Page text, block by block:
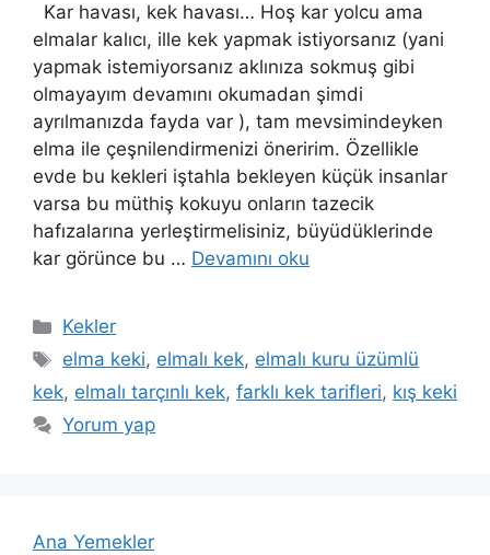
Kar havası, kek havası… Hoş kar yolcu ama
elmalar kalıcı, ille kek yapmak istiyorsanız (yani
yapmak istemiyorsanız aklınıza sokmuş gibi
olmayayım devamını okumadan şimdi
ayrılmanızda fayda var ), tam mevsimindeyken
elma ile çeşnilendirmenizi öneririm. Özellikle
evde bu kekleri iştahla bekleyen küçük insanlar
varsa bu müthiş kokuyu onların tazecik
hafızalarına yerleştirmelisiniz, büyüdüklerinde
kar görünce bu … Devamını oku
Kategoriler
Kekler
Etiketler
elma keki, elmalı kek, elmalı kuru üzümlü
kek, elmalı tarçınlı kek, farklı kek tarifleri, kış keki
Yorum yap
Ana Yemekler